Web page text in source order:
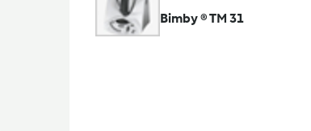
Bimby ® TM 31